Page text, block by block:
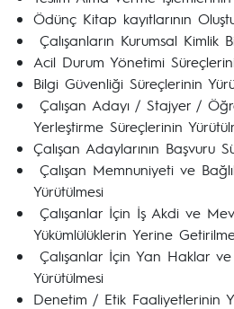
Ödünç Kitap kayıtlarının
Çalışanların Kurumsal Kimlik
Acil Durum Yönetimi
Bilgi Güvenliği Süreçlerinin
Çalışan Adayı / Stajyer /
Yerleştirme Süreçlerinin
Çalışan Adaylarının Başvuru
Çalışan Memnuniyeti ve
Yürütülmesi
Çalışanlar İçin İş Akdi ve
Yükümlülüklerin Yerine
Çalışanlar İçin Yan Haklar
Yürütülmesi
Denetim / Etik Faaliyetlerinin